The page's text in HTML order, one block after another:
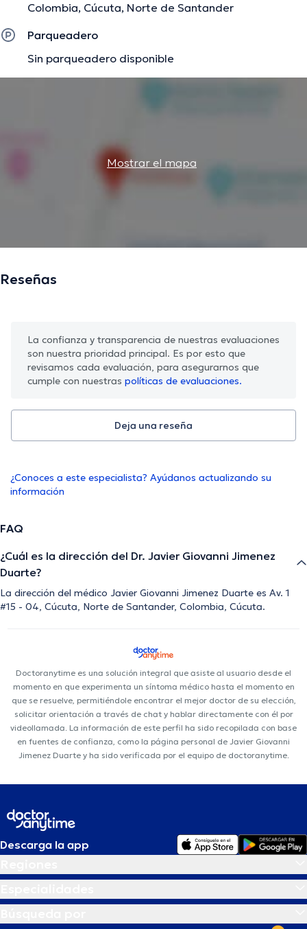
Colombia, Cúcuta, Norte de Santander
Parqueadero
Sin parqueadero disponible
Mostrar el mapa
Reseñas
La confianza y transparencia de nuestras evaluaciones
son nuestra prioridad principal. Es por esto que
revisamos cada evaluación, para asegurarnos que
cumple con nuestras políticas de evaluaciones.
Deja una reseña
¿Conoces a este especialista? Ayúdanos actualizando su
información
FAQ
¿Cuál es la dirección del Dr. Javier Giovanni Jimenez
Duarte?
La dirección del médico Javier Giovanni Jimenez Duarte es Av. 1
#15 - 04, Cúcuta, Norte de Santander, Colombia, Cúcuta.
Doctoranytime es una solución integral que asiste al usuario desde el
momento en que experimenta un síntoma médico hasta el momento en
que se resuelve, permitiéndole encontrar el mejor doctor de su elección,
solicitar orientación a través de chat y hablar directamente con él por
videollamada. La información de este perfil ha sido recopilada con base
en fuentes de confianza, como la página personal de Javier Giovanni
Jimenez Duarte y ha sido verificada por el equipo de doctoranytime.
Descarga la app